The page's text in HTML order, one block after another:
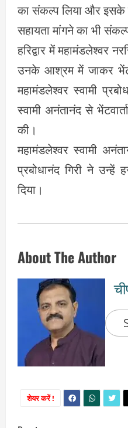
का संकल्प लिया और
सहायता मांगने का भी
हरिद्वार में महामंडलेश्वर
उनके आश्रम में जाकर
महामंडलेश्वर स्वामी
स्वामी अनंतानंद से
की।
महामंडलेश्वर स्वामी
प्रबोधानंद गिरी ने
दिया।
About The Author
शेयर करें !